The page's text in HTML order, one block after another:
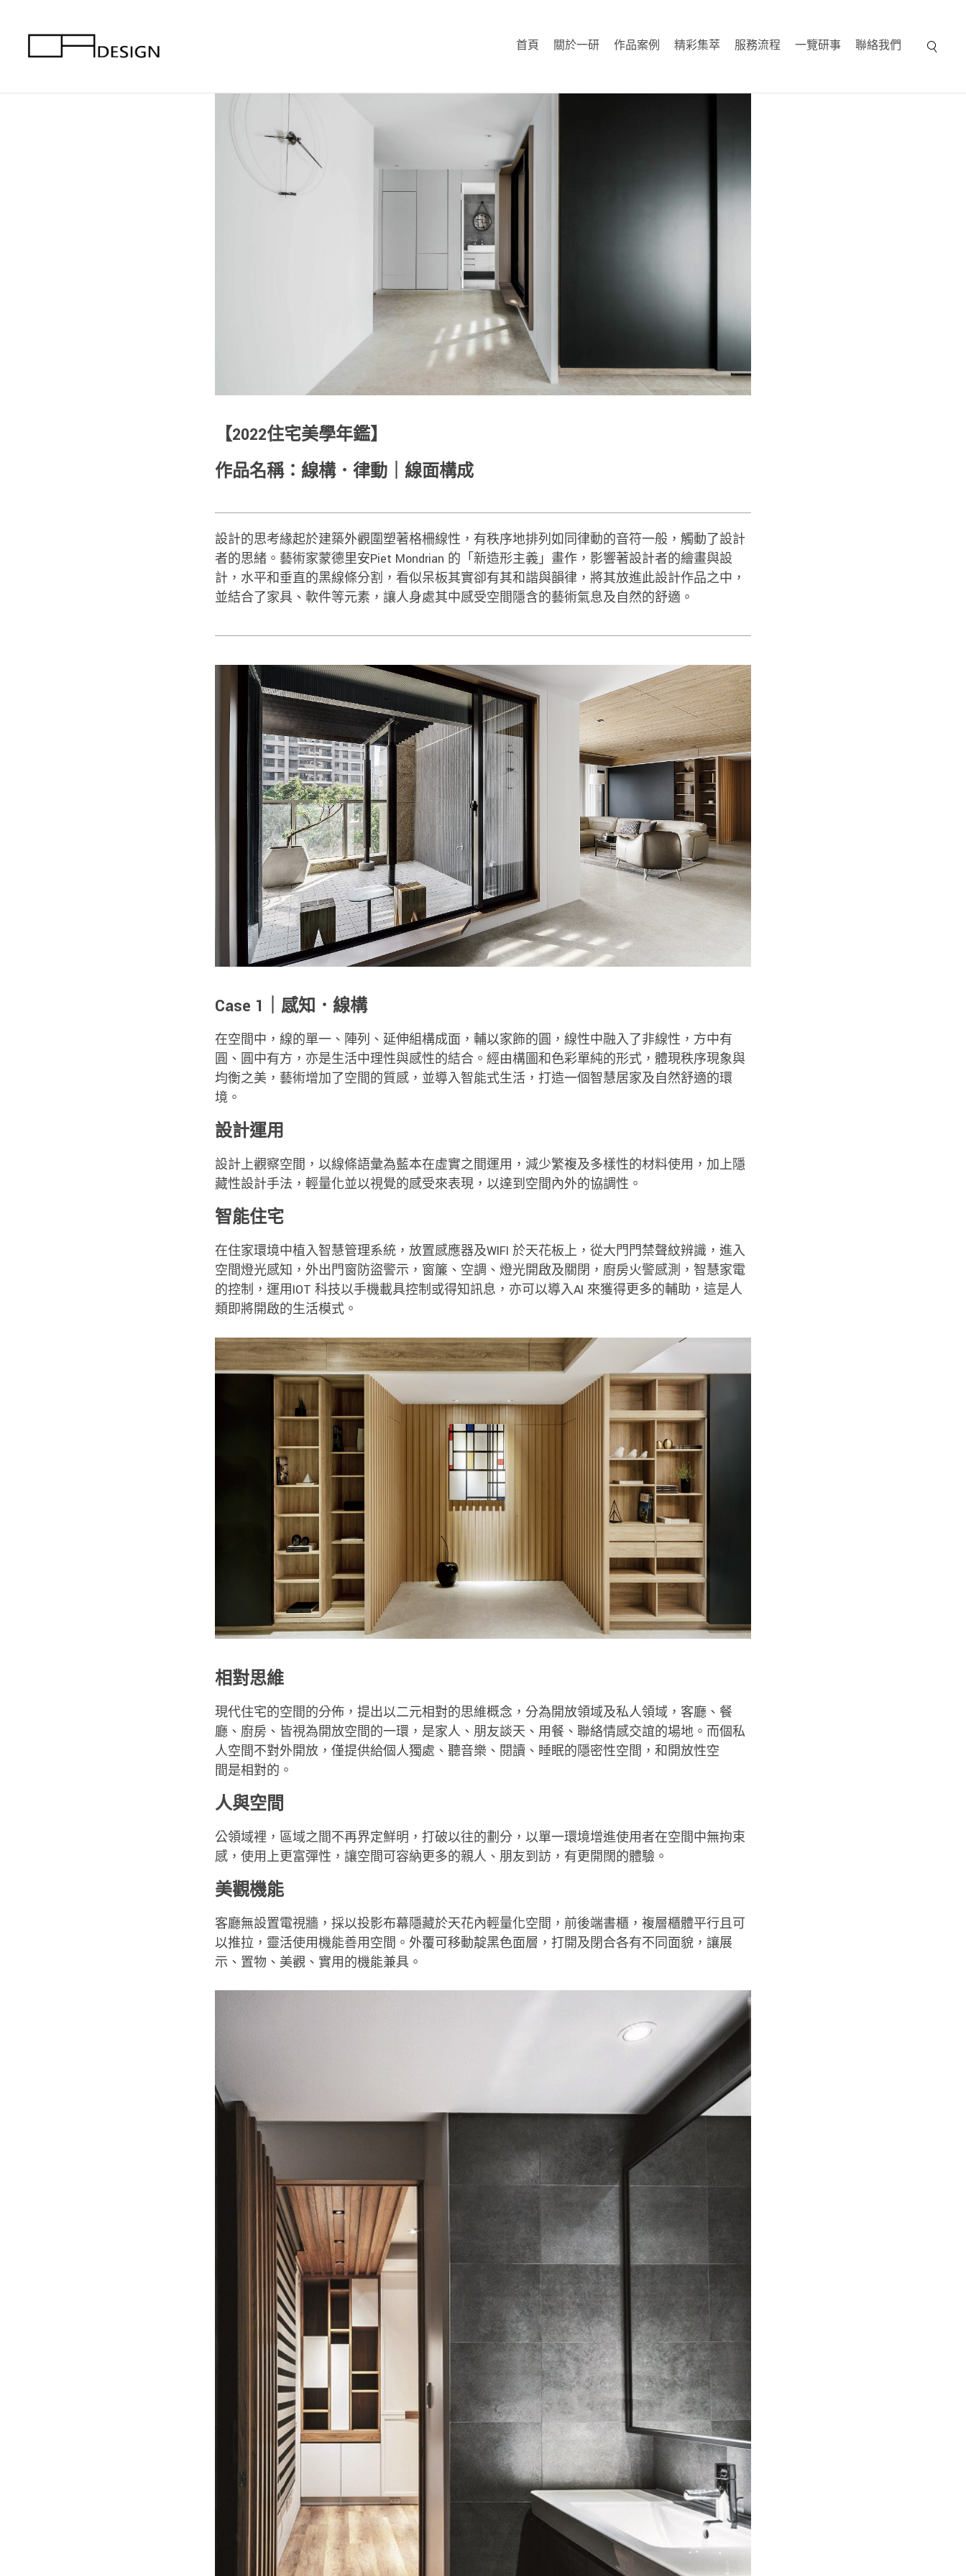
首頁 關於一研 作品案例 精彩集萃 服務流程 一覽研事 聯絡我們
【2022住宅美學年鑑】
作品名稱：線構．律動｜線面構成
設計的思考緣起於建築外觀圍塑著格柵線性，有秩序地排列如同律動的音符一般，觸動了設計
者的思緒。藝術家蒙德里安Piet Mondrian 的「新造形主義」畫作，影響著設計者的繪畫與設
計，水平和垂直的黑線條分割，看似呆板其實卻有其和諧與韻律，將其放進此設計作品之中，
並結合了家具、軟件等元素，讓人身處其中感受空間隱含的藝術氣息及自然的舒適。
Case 1｜感知．線構
在空間中，線的單一、陣列、延伸組構成面，輔以家飾的圓，線性中融入了非線性，方中有
圓、圓中有方，亦是生活中理性與感性的結合。經由構圖和色彩單純的形式，體現秩序現象與
均衡之美，藝術增加了空間的質感，並導入智能式生活，打造一個智慧居家及自然舒適的環
境。
設計運用
設計上觀察空間，以線條語彙為藍本在虛實之間運用，減少繁複及多樣性的材料使用，加上隱
藏性設計手法，輕量化並以視覺的感受來表現，以達到空間內外的協調性。
智能住宅
在住家環境中植入智慧管理系統，放置感應器及WIFI 於天花板上，從大門門禁聲紋辨識，進入
空間燈光感知，外出門窗防盜警示，窗簾、空調、燈光開啟及關閉，廚房火警感測，智慧家電
的控制，運用IOT 科技以手機載具控制或得知訊息，亦可以導入AI 來獲得更多的輔助，這是人
類即將開啟的生活模式。
相對思維
現代住宅的空間的分佈，提出以二元相對的思維概念，分為開放領域及私人領域，客廳、餐
廳、廚房、皆視為開放空間的一環，是家人、朋友談天、用餐、聯絡情感交誼的場地。而個私
人空間不對外開放，僅提供給個人獨處、聽音樂、閱讀、睡眠的隱密性空間，和開放性空
間是相對的。
人與空間
公領域裡，區域之間不再界定鮮明，打破以往的劃分，以單一環境增進使用者在空間中無拘束
感，使用上更富彈性，讓空間可容納更多的親人、朋友到訪，有更開闊的體驗。
美觀機能
客廳無設置電視牆，採以投影布幕隱藏於天花內輕量化空間，前後端書櫃，複層櫃體平行且可
以推拉，靈活使用機能善用空間。外覆可移動靛黑色面層，打開及閉合各有不同面貌，讓展
示、置物、美觀、實用的機能兼具。